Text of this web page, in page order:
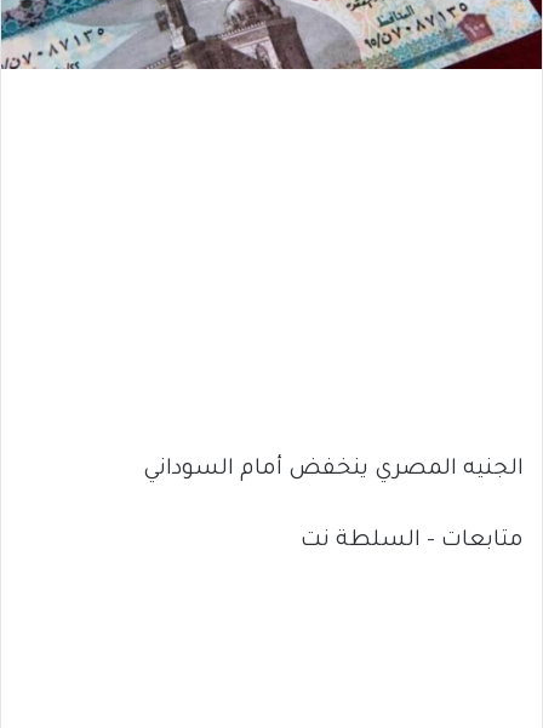
الجنيه المصري ينخفض أمام السوداني
متابعات – السلطة نت